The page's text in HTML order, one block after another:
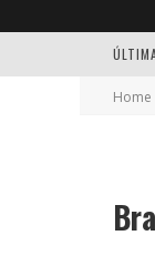
Home